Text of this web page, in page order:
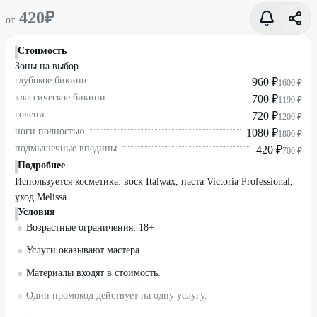
от 420₽
Стоимость
Зоны на выбор
глубокое бикини
960 ₽1600 ₽
классическое бикини 700 ₽1190 ₽
голени 720 ₽1200 ₽
ноги полностью 1080 ₽1800 ₽
подмышечные впадины 420 ₽700 ₽
Подробнее
Используется косметика: воск Italwax, паста Victoria Professional,
уход Melissa.
Условия
Возрастные ограничения: 18+
Услуги оказывают мастера.
Материалы входят в стоимость.
Один промокод действует на одну услугу.